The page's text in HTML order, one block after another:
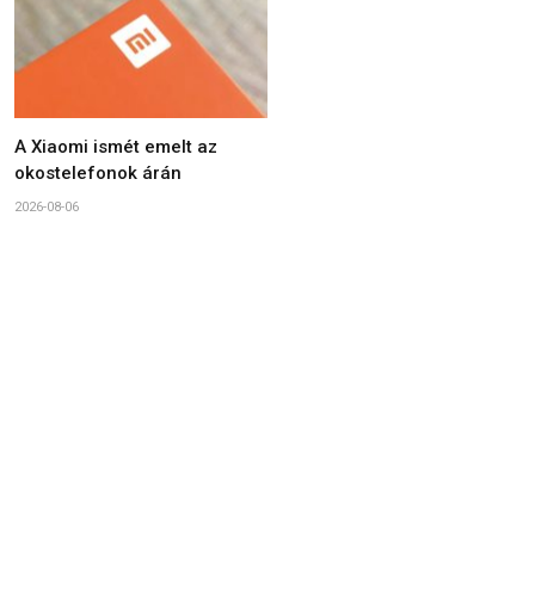
A Xiaomi ismét emelt az
okostelefonok árán
2026-08-06